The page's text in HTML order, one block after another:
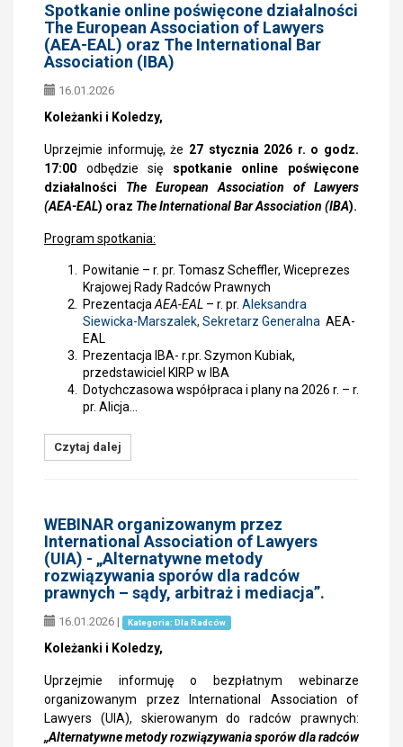
Spotkanie online poświęcone działalności
The European Association of Lawyers
(AEA-EAL) oraz The International Bar
Association (IBA)
16.01.2026
Koleżanki i Koledzy,
Uprzejmie informuję, że 27 stycznia 2026 r. o godz.
17:00 odbędzie się spotkanie online poświęcone
działalności The European Association of Lawyers
(AEA-EAL) oraz The International Bar Association (IBA).
Program spotkania:
Powitanie – r. pr. Tomasz Scheffler, Wiceprezes
Krajowej Rady Radców Prawnych
Prezentacja AEA-EAL – r. pr. Aleksandra
Siewicka-Marszalek, Sekretarz Generalna AEA-
EAL
Prezentacja IBA- r.pr. Szymon Kubiak,
przedstawiciel KIRP w IBA
Dotychczasowa współpraca i plany na 2026 r. – r.
pr. Alicja…
Czytaj dalej
WEBINAR organizowanym przez
International Association of Lawyers
(UIA) - „Alternatywne metody
rozwiązywania sporów dla radców
prawnych – sądy, arbitraż i mediacja”.
16.01.2026 | Kategoria: Dla Radców
Koleżanki i Koledzy,
Uprzejmie informuję o bezpłatnym webinarze
organizowanym przez International Association of
Lawyers (UIA), skierowanym do radców prawnych:
„Alternatywne metody rozwiązywania sporów dla radców